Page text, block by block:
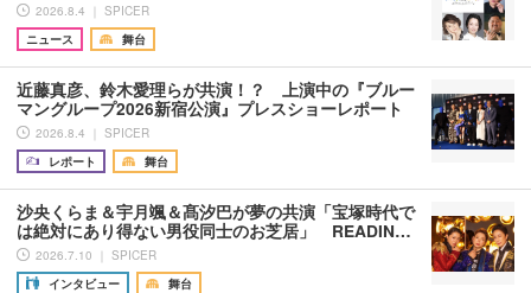
2026.8.4 ｜ SPICER
ニュース
舞台
近藤真彦、鈴木愛理らが共演！？ 上演中の『ブルー
マングループ2026新宿公演』プレスショーレポート
2026.8.4 ｜ SPICER
レポート
舞台
沙央くらま＆宇月颯＆髙汐巴が夢の共演「宝塚時代で
は絶対にあり得ない男役同士のお芝居」 READIN…
2026.7.10 ｜ SPICER
インタビュー
舞台